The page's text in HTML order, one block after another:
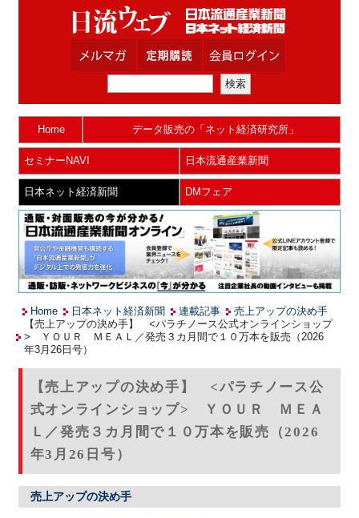
Home データ販売の「ネット経済研究所」
セミナーNAVI 日本流通産業新聞
日本ネット経済新聞 DMフェア
Home 日本ネット経済新聞 連載記事
売上アップの決め手
【売上アップの決め手】 <パラチノース公式オンラインショップ
> ＹＯＵＲ ＭＥＡＬ／発売３カ月間で１０万本を販売（2026
年3月26日号）
【売上アップの決め手】 <パラチノース公
式オンラインショップ> ＹＯＵＲ ＭＥＡ
Ｌ／発売３カ月間で１０万本を販売（2026
年3月26日号）
売上アップの決め手